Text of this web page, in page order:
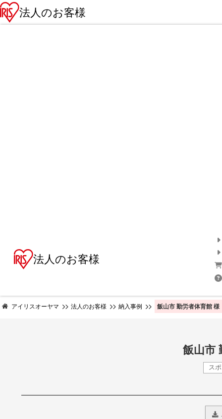
法人のお客様
法人のお客様
アイリスオーヤマ 法人のお客様 納入事例 飯山市 勤労者体育館 様
飯山市
ス